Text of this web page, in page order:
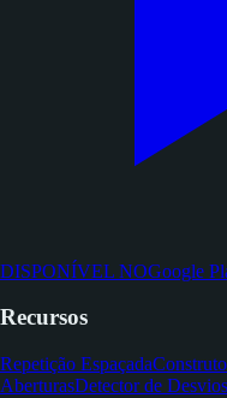
DISPONÍVEL NOGoogle
Recursos
Repetição Espaçada
AberturasDetector de Desvios